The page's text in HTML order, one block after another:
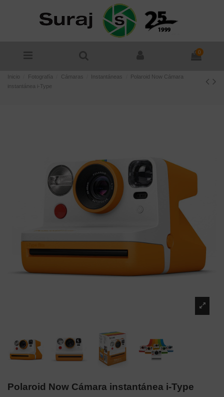
0
Inicio Fotografía Cámaras Instantáneas
Polaroid Now Cámara
instantánea i-Type
Polaroid Now Cámara instantánea i-Type